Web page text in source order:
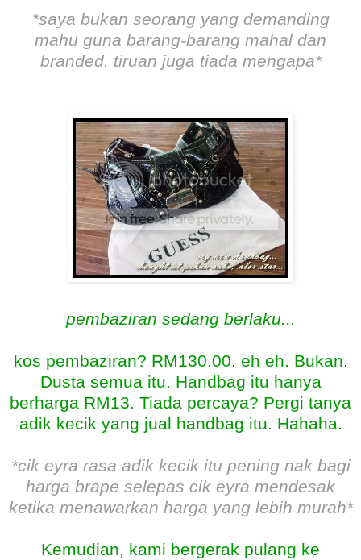
*saya bukan seorang yang demanding
mahu guna barang-barang mahal dan
branded. tiruan juga tiada mengapa*
pembaziran sedang berlaku...
kos pembaziran? RM130.00. eh eh. Bukan.
Dusta semua itu. Handbag itu hanya
berharga RM13. Tiada percaya? Pergi tanya
adik kecik yang jual handbag itu. Hahaha.
*cik eyra rasa adik kecik itu pening nak bagi
harga brape selepas cik eyra mendesak
ketika menawarkan harga yang lebih murah*
Kemudian, kami bergerak pulang ke